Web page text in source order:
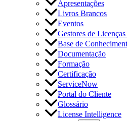
Apresentações
Livros Brancos
Eventos
Gestores de
Base de
Documentação
Formação
Certificação
ServiceNow
Portal do Cliente
Glossário
License Intelligence